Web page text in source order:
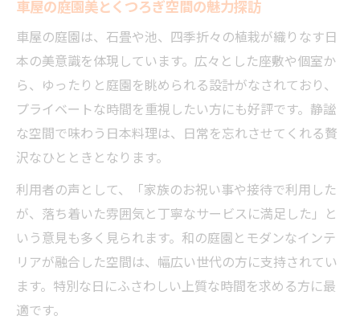
車屋の庭園美とくつろぎ空間の魅力探訪
車屋の庭園は、石畳や池、四季折々の植栽が織りなす日
本の美意識を体現しています。広々とした座敷や個室か
ら、ゆったりと庭園を眺められる設計がなされており、
プライベートな時間を重視したい方にも好評です。静謐
な空間で味わう日本料理は、日常を忘れさせてくれる贅
沢なひとときとなります。
利用者の声として、「家族のお祝い事や接待で利用した
が、落ち着いた雰囲気と丁寧なサービスに満足した」と
いう意見も多く見られます。和の庭園とモダンなインテ
リアが融合した空間は、幅広い世代の方に支持されてい
ます。特別な日にふさわしい上質な時間を求める方に最
適です。